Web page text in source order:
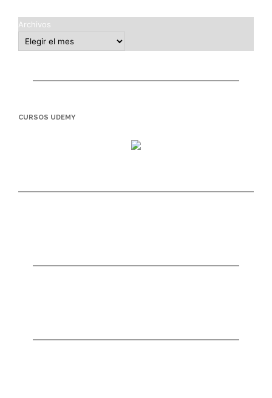
Archivos
CURSOS UDEMY